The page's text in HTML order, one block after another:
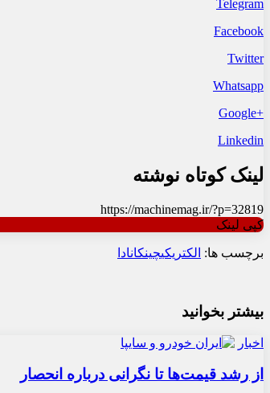
Telegram
Facebook
Twitter
Whatsapp
+Google
Linkedin
لینک کوتاه نوشته
https://machinemag.ir/?p=32819
کپی لینک
برچسب ها: الکتریکیچینکانادا
بیشتر بخوانید
اخبار
از رشد قیمت‌ها تا نگرانی درباره انحصار